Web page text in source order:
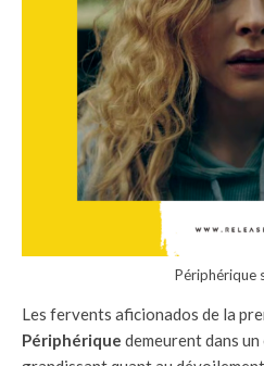
Périphérique
Les fervents aficionados de la
Périphérique demeurent dans